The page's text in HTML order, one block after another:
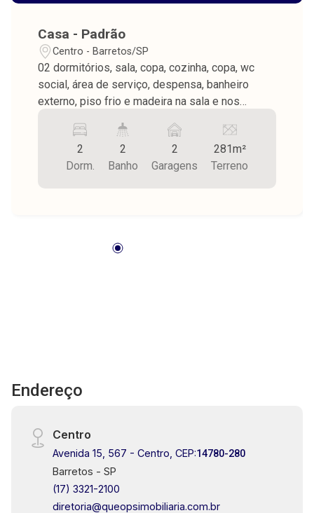
Casa - Padrão
Centro - Barretos/SP
02 dormitórios, sala, copa, cozinha, copa, wc
social, área de serviço, despensa, banheiro
externo, piso frio e madeira na sala e nos
2
Dorm.
2
Banho
2
Garagens
281m²
Terreno
Endereço
Centro
Avenida 15, 567 - Centro, CEP:14780-280
Barretos - SP
(17) 3321-2100
diretoria@queopsimobiliaria.com.br